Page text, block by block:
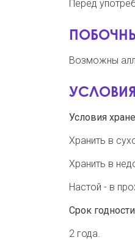
Перед
Возможны
Условия
Хранить в
Хранить в
Настой - в
Срок
2 года.